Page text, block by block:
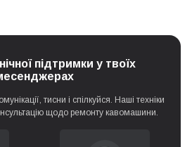
молока 550 грн
підтримки у твоїх
тисни і спілкуйся. Наші техніки
щодо ремонту кавомашини.